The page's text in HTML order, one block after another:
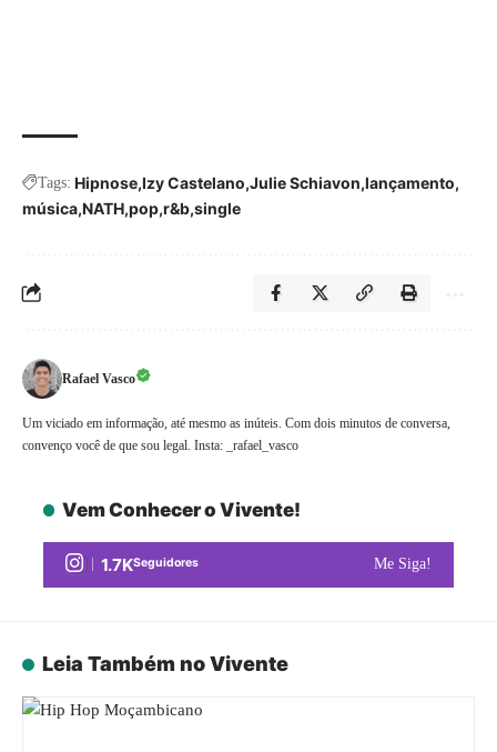
Tags: Hipnose Izy Castelano Julie Schiavon lançamento
música NATH pop r&b single
Rafael Vasco
Um viciado em informação, até mesmo as inúteis. Com dois minutos de conversa,
convenço você de que sou legal. Insta: _rafael_vasco
Vem Conhecer o Vivente!
1.7KSeguidores Me Siga!
Leia Também no Vivente